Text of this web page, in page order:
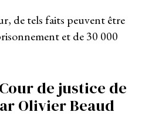
de tels faits peuvent être
et de 30 000
de justice de
Olivier Beaud